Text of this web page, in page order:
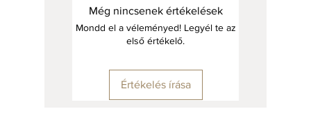
A letisztult TOTEM készlet
minden tagja egy jó társ a zajos
hétköznapokban. Legyen szó
ebédről, vagy egy hétvégi
kertpartiról.
Még nincsenek értékelések
Mondd el a véleményed! Legyél te az
első értékelő.
Értékelés írása